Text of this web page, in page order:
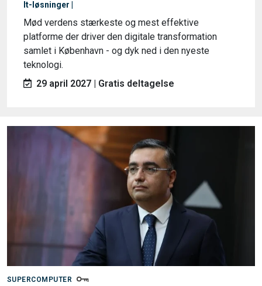
It-løsninger |
Mød verdens stærkeste og mest effektive
platforme der driver den digitale transformation
samlet i København - og dyk ned i den nyeste
teknologi.
29 april 2027 | Gratis deltagelse
SUPERCOMPUTER